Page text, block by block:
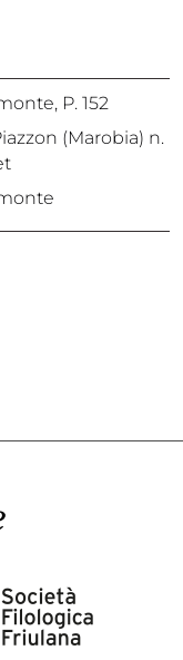
, P. 152
(Marobia) n.